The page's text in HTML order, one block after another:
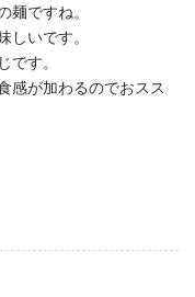
麺ですね。
しいです。
です。
感が加わるのでおスス